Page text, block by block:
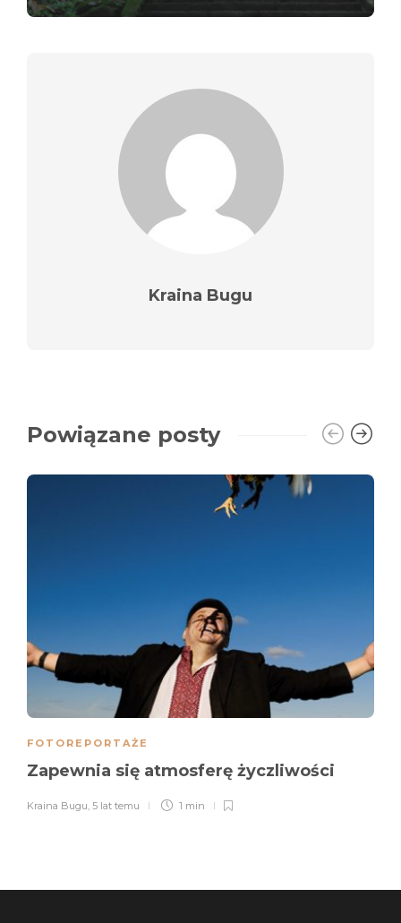
Kraina Bugu
Powiązane posty
FOTOREPORTAŻE
Zapewnia się atmosferę życzliwości
Kraina Bugu, 5 lat temu 1 min